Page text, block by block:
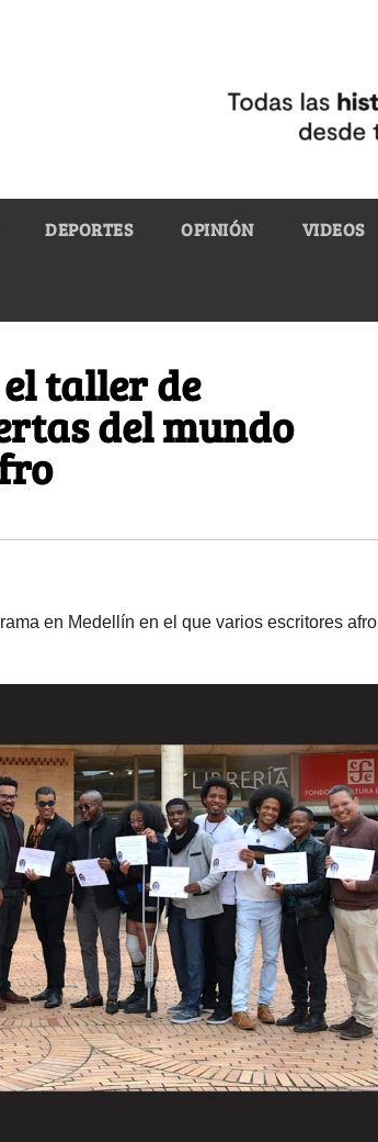
DEPORTES OPINIÓN VIDEOS
taller de
del mundo
en Medellín en el que varios escritores afro